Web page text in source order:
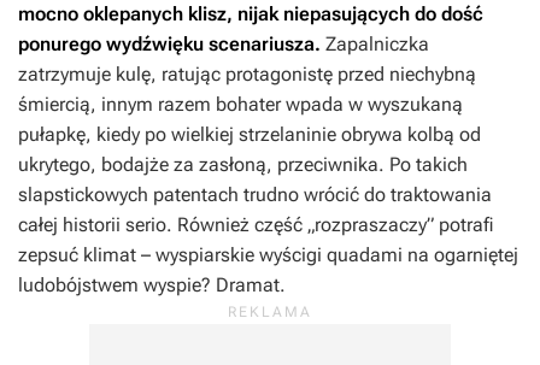
mocno oklepanych klisz, nijak niepasujących do dość
ponurego wydźwięku scenariusza. Zapalniczka
zatrzymuje kulę, ratując protagonistę przed niechybną
śmiercią, innym razem bohater wpada w wyszukaną
pułapkę, kiedy po wielkiej strzelaninie obrywa kolbą od
ukrytego, bodajże za zasłoną, przeciwnika. Po takich
slapstickowych patentach trudno wrócić do traktowania
całej historii serio. Również część „rozpraszaczy” potrafi
zepsuć klimat – wyspiarskie wyścigi quadami na ogarniętej
ludobójstwem wyspie? Dramat.